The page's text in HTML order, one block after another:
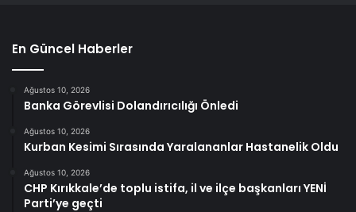
En Güncel Haberler
Ağustos 10, 2026
Banka Görevlisi Dolandırıcılığı Önledi
Ağustos 10, 2026
Kurban Kesimi Sırasında Yaralananlar Hastanelik Oldu
Ağustos 10, 2026
CHP Kırıkkale’de toplu istifa, il ve ilçe başkanları YENİ
Parti’ye geçti